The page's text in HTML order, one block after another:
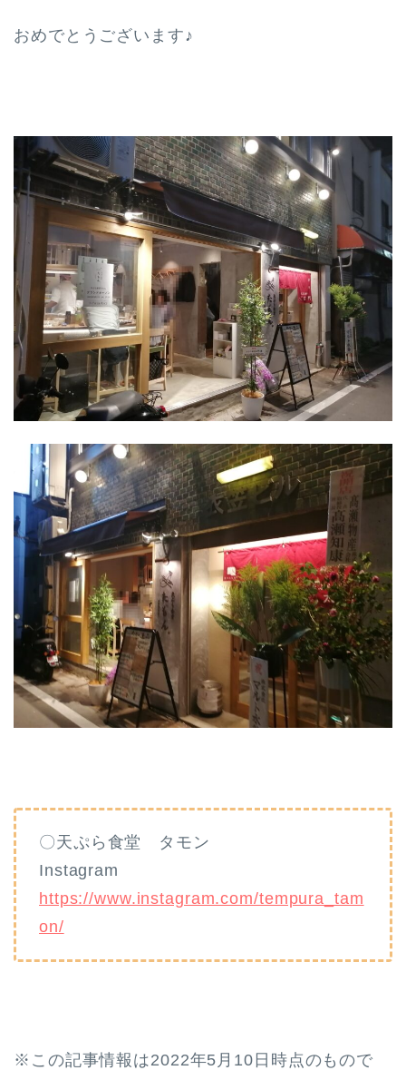
おめでとうございます♪
〇天ぷら食堂 タモン
Instagram
https://www.instagram.com/tempura_tam
on/
※この記事情報は2022年5月10日時点のもので